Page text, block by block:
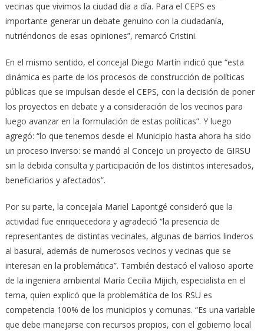
vecinas que vivimos la ciudad día a día. Para el CEPS es
importante generar un debate genuino con la ciudadanía,
nutriéndonos de esas opiniones”, remarcó Cristini.
En el mismo sentido, el concejal Diego Martín indicó que “esta
dinámica es parte de los procesos de construcción de políticas
públicas que se impulsan desde el CEPS, con la decisión de poner
los proyectos en debate y a consideración de los vecinos para
luego avanzar en la formulación de estas políticas”. Y luego
agregó: “lo que tenemos desde el Municipio hasta ahora ha sido
un proceso inverso: se mandó al Concejo un proyecto de GIRSU
sin la debida consulta y participación de los distintos interesados,
beneficiarios y afectados”.
Por su parte, la concejala Mariel Lapontgé consideró que la
actividad fue enriquecedora y agradeció “la presencia de
representantes de distintas vecinales, algunas de barrios linderos
al basural, además de numerosos vecinos y vecinas que se
interesan en la problemática”. También destacó el valioso aporte
de la ingeniera ambiental María Cecilia Mijich, especialista en el
tema, quien explicó que la problemática de los RSU es
competencia 100% de los municipios y comunas. “Es una variable
que debe manejarse con recursos propios, con el gobierno local